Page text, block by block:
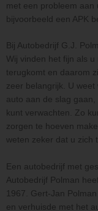
met een probleem aan
bijvoorbeeld een APK
Bij Autobedrijf G.J.
Wij vinden het fijn als
terugkomt en daarom
zeer belangrijk. U
auto aan de slag
kunt verwachten. Zo
zorgen te hoeven
weten zeker dat u zich
Een autobedrijf met
Autobedrijf Polman
1967. Gert-Jan
en verhuisde met het